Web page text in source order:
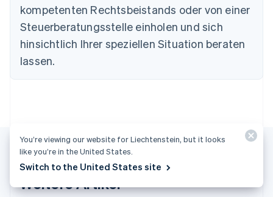
kompetenten Rechtsbeistands oder von einer
Steuerberatungsstelle einholen und sich
hinsichtlich Ihrer speziellen Situation beraten
lassen.
Weitere Artikel
Festlandchina
简体中文 English
Finnland
EnglishSvenska
Frankreich
Français
English
Irland
English
ItalianoEnglish
You’re viewing our website for Liechtenstein, but it looks
like you’re in the United States.
Switch to the United States site